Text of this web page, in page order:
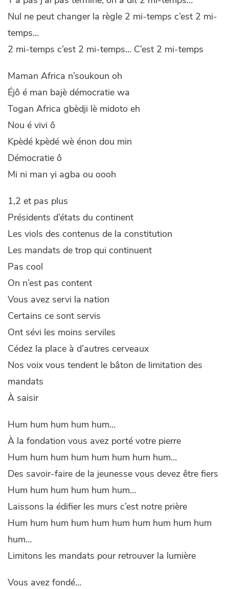
Nul ne peut changer la règle 2 mi-temps c’est 2 mi-
temps…
2 mi-temps c’est 2 mi-temps… C’est 2 mi-temps
Maman Africa n’soukoun oh
Éjô é man bajè démocratie wa
Togan Africa gbèdji lè midoto eh
Nou é vivi ô
Kpèdé kpèdé wè énon dou min
Démocratie ô
Mi ni man yi agba ou oooh
1,2 et pas plus
Présidents d’états du continent
Les viols des contenus de la constitution
Les mandats de trop qui continuent
Pas cool
On n’est pas content
Vous avez servi la nation
Certains ce sont servis
Ont sévi les moins serviles
Cédez la place à d’autres cerveaux
Nos voix vous tendent le bâton de limitation des
mandats
À saisir
Hum hum hum hum hum…
À la fondation vous avez porté votre pierre
Hum hum hum hum hum hum hum hum…
Des savoir-faire de la jeunesse vous devez être fiers
Hum hum hum hum hum hum…
Laissons la édifier les murs c’est notre prière
Hum hum hum hum hum hum hum hum hum hum
hum…
Limitons les mandats pour retrouver la lumière
Vous avez fondé…